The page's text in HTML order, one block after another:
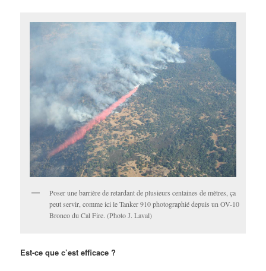
Poser une barrière de retardant de plusieurs centaines de mètres, ça
peut servir, comme ici le Tanker 910 photographié depuis un OV-10
Bronco du Cal Fire. (Photo J. Laval)
Est-ce que c’est efficace ?